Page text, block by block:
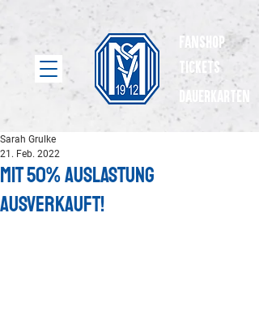
Fanshop
Tickets
dauerkarten
Mit 50% Auslastung
ausverkauft!
Sarah Grulke
21. Feb. 2022